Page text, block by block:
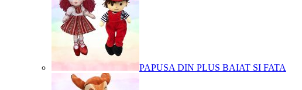
PAPUSA DIN PLUS BAIAT SI FATA